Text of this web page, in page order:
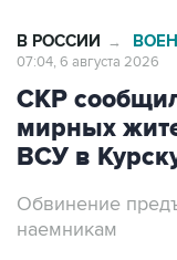
В РОССИИ →
07:04, 6 августа 2026
СКР
мирных
ВСУ в
Обвинение
наемникам